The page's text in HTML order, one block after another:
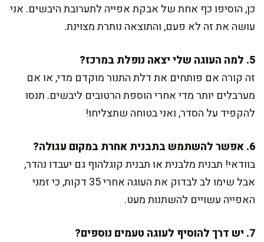
כן, הוסיפו כף אחת של אבקת אפייה לתערובת היבשים. אני
עושה את זה לא פעם, והתוצאה נותרת מצוינת.
5. למה העוגה שלי יצאה נופלת במרכז?
זה קורה אם פותחים את דלת התנור מוקדם מדי, או אם
מערבלים יותר מדי אחרי הוספת הרטובים ליבשים. תנסו
להקפיד על הסדר, ואני בטוחה שתצליחו!
6. אפשר להשתמש בתבנית אחרת במקום עגולה?
בוודאי! תבנית מלבנית או תבנית קוגלהוף גם יעבדו נהדר,
אבל שימו לב לבדוק את העוגה אחרי 35 דקות, כי זמני
האפייה עשויים להשתנות מעט.
7. יש דרך להוסיף לעוגה טעמים נוספים?